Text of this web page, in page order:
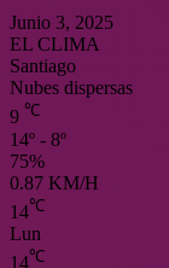
Junio 3, 2025
EL CLIMA
Santiago
Nubes dispersas
9 ℃
14º - 8º
75%
0.87 KM/H
14℃
Lun
14℃